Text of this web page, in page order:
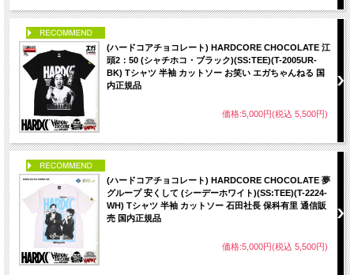
(ハードコアチョコレート) HARDCORE CHOCOLATE 江
頭2：50 (シャチホコ・ブラック)(SS:TEE)(T-2005UR-
BK) Tシャツ 半袖 カットソー お笑い エガちゃんねる 国
内正規品
価格:5,000円(税込 5,500円)
(ハードコアチョコレート) HARDCORE CHOCOLATE 夢
グループ 安くして (シーデーホワイト)(SS:TEE)(T-2224-
WH) Tシャツ 半袖 カットソー 石田社長 保科有里 通信販
売 国内正規品
価格:5,000円(税込 5,500円)